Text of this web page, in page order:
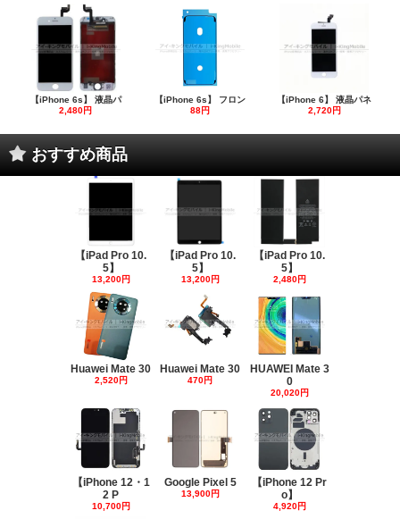
【iPhone 6s】 液晶パ
2,480円
【iPhone 6s】 フロン
88円
【iPhone 6】 液晶パネ
2,720円
おすすめ商品
【iPad Pro 10.
5】
13,200円
【iPad Pro 10.
5】
13,200円
【iPad Pro 10.
5】
2,480円
Huawei Mate 30
2,520円
Huawei Mate 30
470円
HUAWEI Mate 3
0
20,020円
【iPhone 12・1
2 P
10,700円
Google Pixel 5
13,900円
【iPhone 12 Pr
o】
4,920円